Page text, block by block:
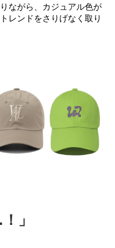
ながら、カジュアル色が
レンドをさりげなく取り
」